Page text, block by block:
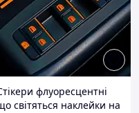
флуоресцентні
світяться наклейки на